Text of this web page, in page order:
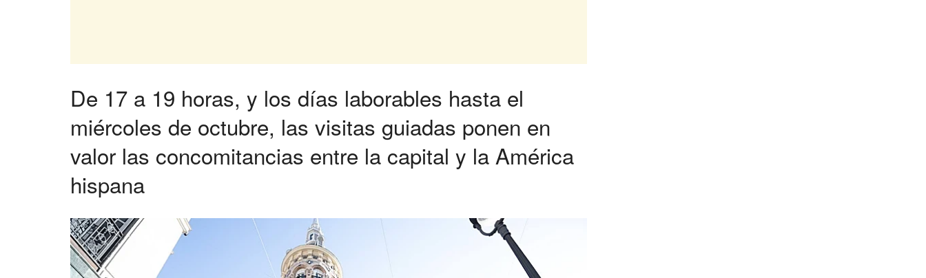
De 17 a 19 horas, y los días laborables hasta el
miércoles de octubre, las visitas guiadas ponen en
valor las concomitancias entre la capital y la América
hispana